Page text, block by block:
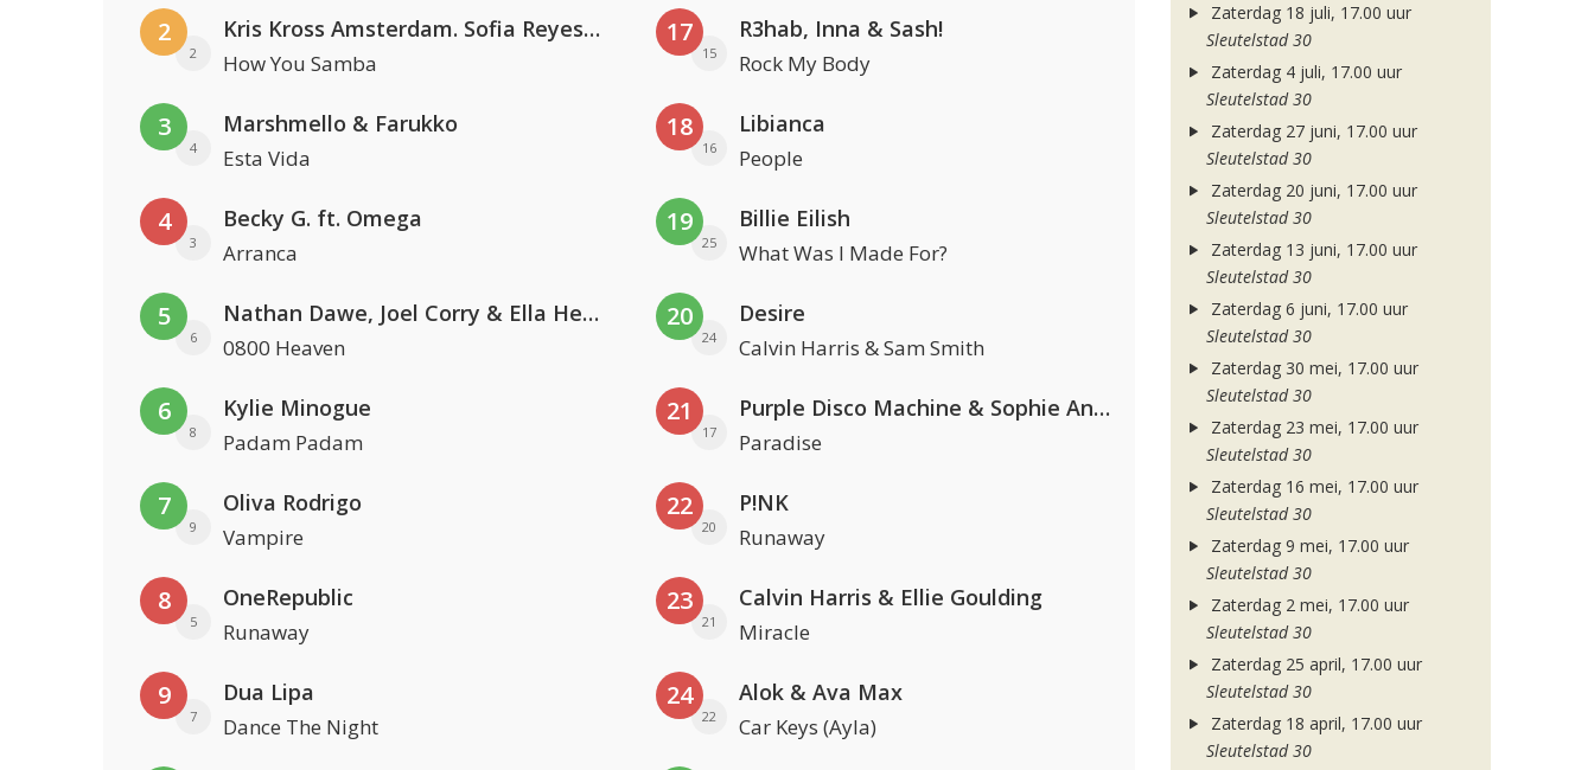
2
2
Kris Kross Amsterdam. Sofia Reyes & Tinie Tempah
How You Samba
3
4
Marshmello & Farukko
Esta Vida
4
3
Becky G. ft. Omega
Arranca
5
6
Nathan Dawe, Joel Corry & Ella Henderson
0800 Heaven
6
8
Kylie Minogue
Padam Padam
7
9
Oliva Rodrigo
Vampire
8
5
OneRepublic
Runaway
9
7
Dua Lipa
Dance The Night
17
15
R3hab, Inna & Sash!
Rock My Body
18
16
Libianca
People
19
25
Billie Eilish
What Was I Made For?
20
24
Desire
Calvin Harris & Sam Smith
21
17
Purple Disco Machine & Sophie And The Giants
Paradise
22
20
P!NK
Runaway
23
21
Calvin Harris & Ellie Goulding
Miracle
24
22
Alok & Ava Max
Car Keys (Ayla)
Zaterdag 18 juli, 17.00 uur
Sleutelstad 30
Zaterdag 4 juli, 17.00 uur
Sleutelstad 30
Zaterdag 27 juni, 17.00 uur
Sleutelstad 30
Zaterdag 20 juni, 17.00 uur
Sleutelstad 30
Zaterdag 13 juni, 17.00 uur
Sleutelstad 30
Zaterdag 6 juni, 17.00 uur
Sleutelstad 30
Zaterdag 30 mei, 17.00 uur
Sleutelstad 30
Zaterdag 23 mei, 17.00 uur
Sleutelstad 30
Zaterdag 16 mei, 17.00 uur
Sleutelstad 30
Zaterdag 9 mei, 17.00 uur
Sleutelstad 30
Zaterdag 2 mei, 17.00 uur
Sleutelstad 30
Zaterdag 25 april, 17.00 uur
Sleutelstad 30
Zaterdag 18 april, 17.00 uur
Sleutelstad 30